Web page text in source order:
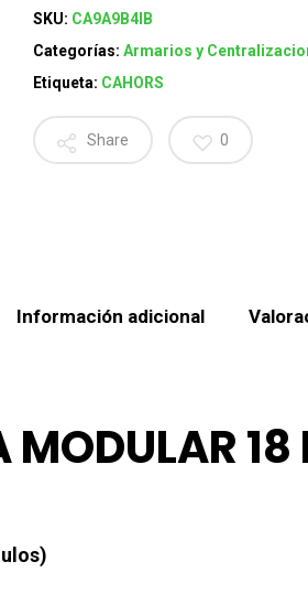
SKU: CA9A9B4IB
Categorías: Armarios y
Etiqueta: CAHORS
Share 0
Información adicional
MODULAR